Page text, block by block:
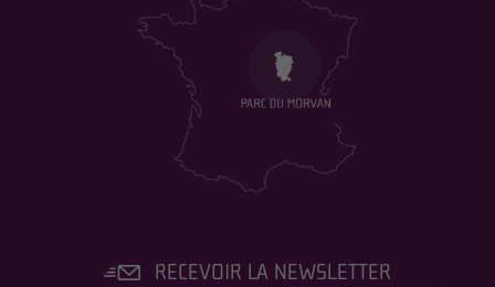
RECEVOIR LA NEWSLETTER